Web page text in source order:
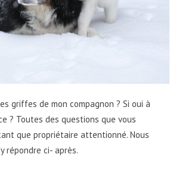
griffes de mon compagnon ? Si oui à
? Toutes des questions que vous
que propriétaire attentionné. Nous
répondre ci- après.